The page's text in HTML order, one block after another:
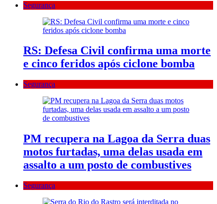
Segurança
RS: Defesa Civil confirma uma morte
e cinco feridos após ciclone bomba
Segurança
PM recupera na Lagoa da Serra duas
motos furtadas, uma delas usada em
assalto a um posto de combustives
Segurança